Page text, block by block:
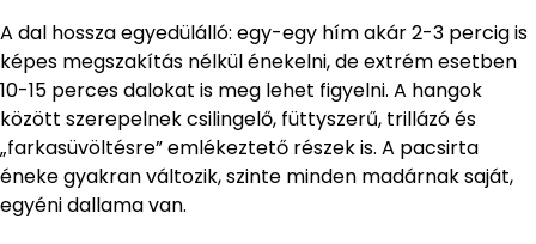
A dal hossza egyedülálló: egy-egy hím akár 2-3 percig is
képes megszakítás nélkül énekelni, de extrém esetben
10-15 perces dalokat is meg lehet figyelni. A hangok
között szerepelnek csilingelő, füttyszerű, trillázó és
„farkasüvöltésre” emlékeztető részek is. A pacsirta
éneke gyakran változik, szinte minden madárnak saját,
egyéni dallama van.